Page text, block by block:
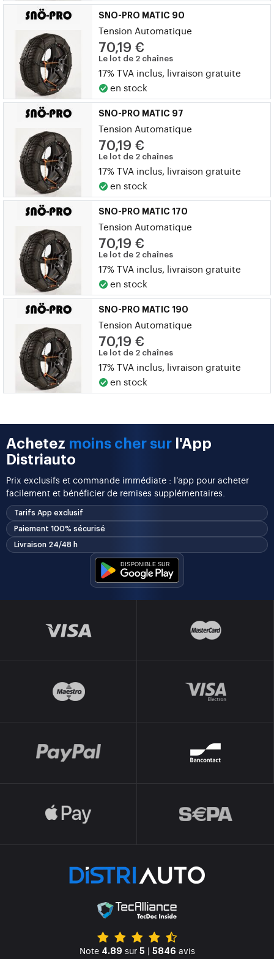
SNO-PRO MATIC 90
Tension Automatique
70,19 €
Le lot de 2 chaînes
17% TVA inclus, livraison gratuite
en stock
SNO-PRO MATIC 97
Tension Automatique
70,19 €
Le lot de 2 chaînes
17% TVA inclus, livraison gratuite
en stock
SNO-PRO MATIC 170
Tension Automatique
70,19 €
Le lot de 2 chaînes
17% TVA inclus, livraison gratuite
en stock
SNO-PRO MATIC 190
Tension Automatique
70,19 €
Le lot de 2 chaînes
17% TVA inclus, livraison gratuite
en stock
Achetez moins cher sur l'App
Distriauto
Prix exclusifs et commande immédiate : l’app pour acheter
facilement et bénéficier de remises supplémentaires.
Tarifs App exclusif
Paiement 100% sécurisé
Livraison 24/48 h
Note 4.89 sur 5 | 5846 avis